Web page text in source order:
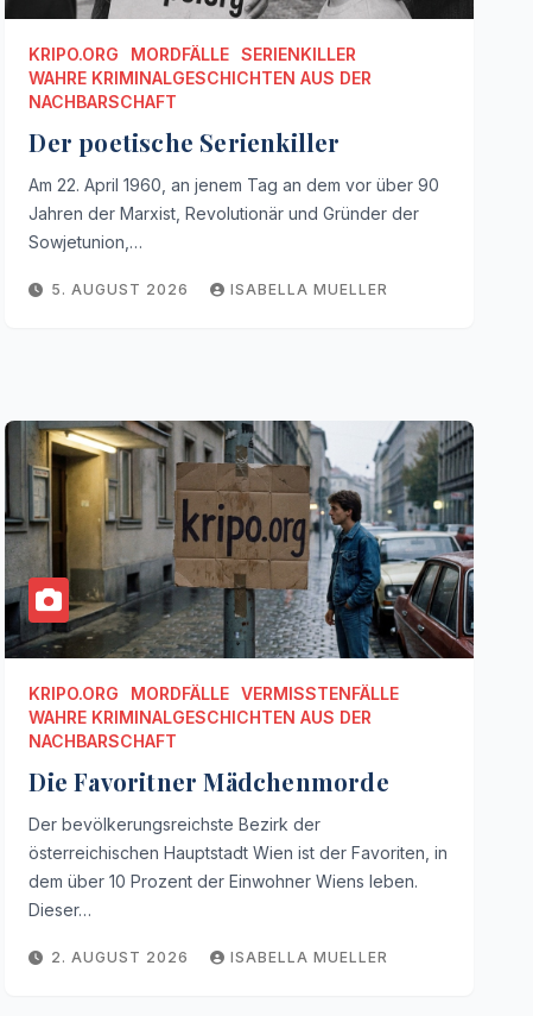
KRIPO.ORG MORDFÄLLE
SERIENKILLER
WAHRE KRIMINALGESCHICHTEN AUS DER
NACHBARSCHAFT
Der poetische Serienkiller
Am 22. April 1960, an jenem Tag an dem vor über 90
Jahren der Marxist, Revolutionär und Gründer der
Sowjetunion,…
5. AUGUST 2026 ISABELLA MUELLER
KRIPO.ORG MORDFÄLLE
VERMISSTENFÄLLE
WAHRE KRIMINALGESCHICHTEN AUS DER
NACHBARSCHAFT
Die Favoritner Mädchenmorde
Der bevölkerungsreichste Bezirk der
österreichischen Hauptstadt Wien ist der Favoriten, in
dem über 10 Prozent der Einwohner Wiens leben.
Dieser…
2. AUGUST 2026 ISABELLA MUELLER